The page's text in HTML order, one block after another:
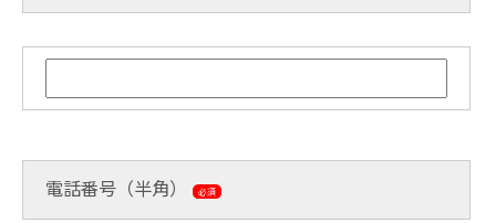
電話番号（半角） 必須